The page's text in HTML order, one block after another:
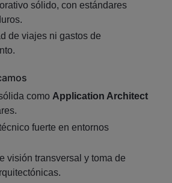
sólido, con estándares
de viajes ni gastos de
como Application Architect
fuerte en entornos
visión transversal y toma de